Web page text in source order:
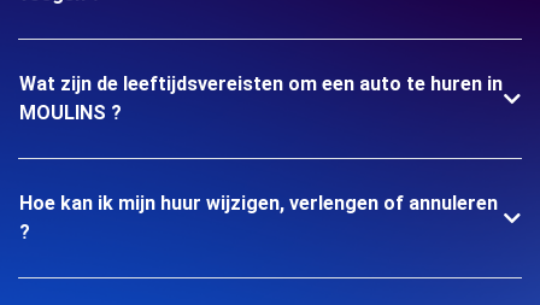
Wat zijn de leeftijdsvereisten om een auto te huren in
MOULINS ?
Hoe kan ik mijn huur wijzigen, verlengen of annuleren
?